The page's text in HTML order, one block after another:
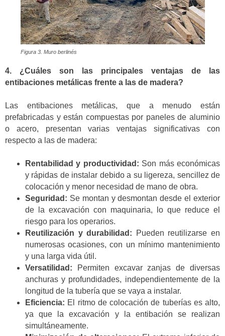
Figura 3. Muro berlinés
4. ¿Cuáles son las principales ventajas de las
entibaciones metálicas frente a las de madera?
Las entibaciones metálicas, que a menudo están
prefabricadas y están compuestas por paneles de aluminio
o acero, presentan varias ventajas significativas con
respecto a las de madera:
Rentabilidad y productividad: Son más económicas
y rápidas de instalar debido a su ligereza, sencillez de
colocación y menor necesidad de mano de obra.
Seguridad: Se montan y desmontan desde el exterior
de la excavación con maquinaria, lo que reduce el
riesgo para los operarios.
Reutilización y durabilidad: Pueden reutilizarse en
numerosas ocasiones, con un mínimo mantenimiento
y una larga vida útil.
Versatilidad: Permiten excavar zanjas de diversas
anchuras y profundidades, independientemente de la
longitud de la tubería que se vaya a instalar.
Eficiencia: El ritmo de colocación de tuberías es alto,
ya que la excavación y la entibación se realizan
simultáneamente.